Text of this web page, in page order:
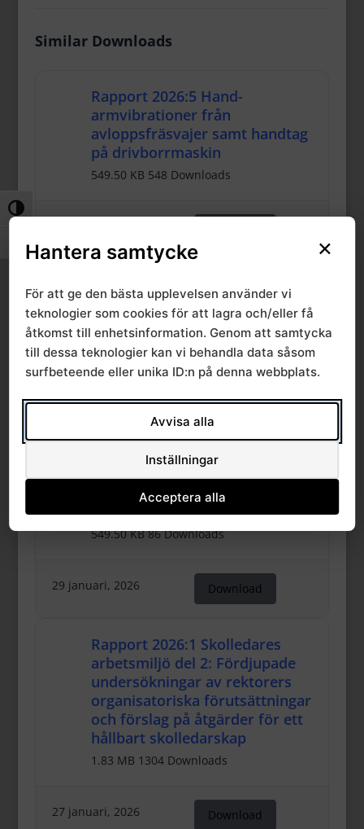
Slå på/av hög kontrast
Slå på/av textstorlek
Similar Downloads
Rapport 2026:5 Hand-
armvibrationer från
avloppsfräsvajer samt handtag
på drivborrmaskin
549.50 KB 548 Downloads
Rapport 2026:3
Miljöhälsorapport Skåne
Blekinge Kronoberg 2025
549.50 KB 604 Downloads
27 februari, 2026 Download
Rapport 2026:2 Hand-
armvibrationer från
användning av slägga vid
kranbygge
549.50 KB86 Downloads
29 januari, 2026 Download
Rapport 2026:1 Skolledares
arbetsmiljö del 2: Fördjupade
undersökningar av rektorers
organisatoriska förutsättningar
och förslag på åtgärder för ett
hållbart skolledarskap
1.83 MB 1304 Downloads
27 januari, 2026 Download
×
Hantera samtycke
För att ge den bästa upplevelsen använder vi
teknologier som cookies för att lagra och/eller få
åtkomst till enhetsinformation. Genom att samtycka
till dessa teknologier kan vi behandla data såsom
surfbeteende eller unika ID:n på denna webbplats.
Avvisa alla
Inställningar
Acceptera alla